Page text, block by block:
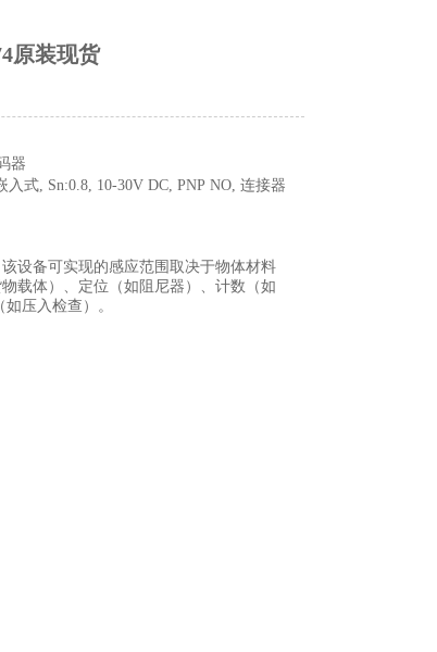
原装现货
器
式, Sn:0.8, 10-30V DC, PNP NO, 连接器
设备可实现的感应范围取决于物体材料
载体）、定位（如阻尼器）、计数（如
压入检查）。